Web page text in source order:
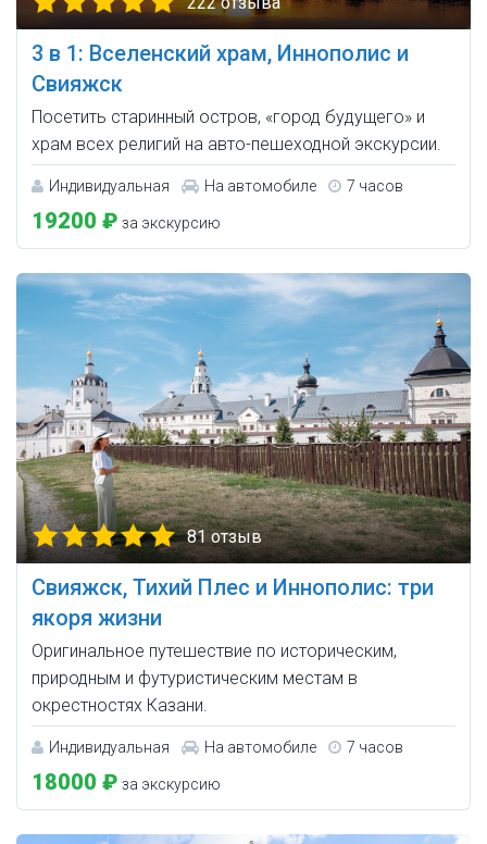
3 в 1: Вселенский храм, Иннополис и
Свияжск
Посетить старинный остров, «город будущего» и
храм всех религий на авто-пешеходной экскурсии.
Индивидуальная На автомобиле 7 часов
19200 ₽ за экскурсию
81 отзыв
Свияжск, Тихий Плес и Иннополис: три
якоря жизни
Оригинальное путешествие по историческим,
природным и футуристическим местам в
окрестностях Казани.
Индивидуальная На автомобиле 7 часов
18000 ₽ за экскурсию